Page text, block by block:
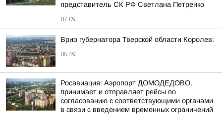
представитель СК РФ Светлана Петренко
07:09
Врио губернатора Тверской области Королев:
08:49
Росавиация: Аэропорт ДОМОДЕДОВО.
принимает и отправляет рейсы по
согласованию с соответствующими органами
в связи с введением временных ограничений